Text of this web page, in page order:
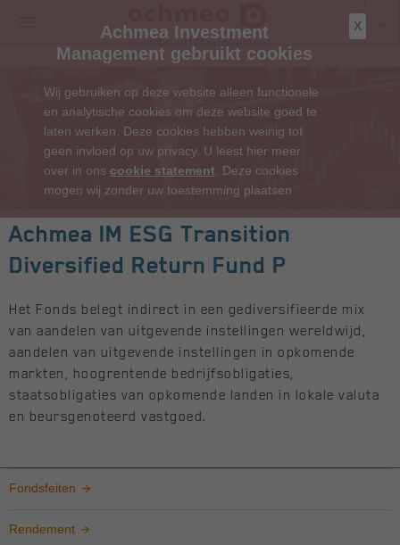
Achmea Investment
Management gebruikt cookies
Wij gebruiken op deze website alleen functionele
en analytische cookies om deze website goed te
laten werken. Deze cookies hebben weinig tot
geen invloed op uw privacy. U leest hier meer
over in ons cookie statement . Deze cookies
mogen wij zonder uw toestemming plaatsen
X
Achmea IM ESG Transition
Diversified Return Fund P
Het Fonds belegt indirect in een gediversifieerde mix
van aandelen van uitgevende instellingen wereldwijd,
aandelen van uitgevende instellingen in opkomende
markten, hoogrentende bedrijfsobligaties,
staatsobligaties van opkomende landen in lokale valuta
en beursgenoteerd vastgoed.
Fondsfeiten
Rendement